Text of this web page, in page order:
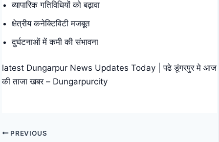
व्यापारिक गतिविधियों को बढ़ावा
क्षेत्रीय कनेक्टिविटी मजबूत
दुर्घटनाओं में कमी की संभावना
latest Dungarpur News Updates Today | पढे डूंगरपुर मे आज
की ताजा खबर – Dungarpurcity
PREVIOUS